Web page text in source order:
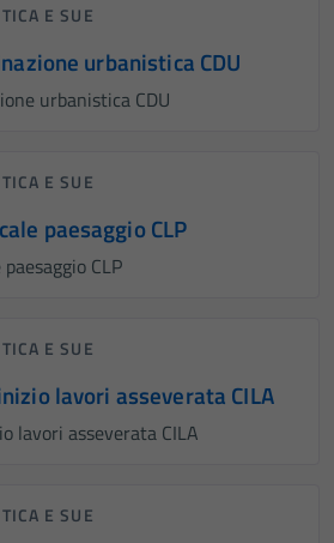
E SUE
urbanistica CDU
urbanistica CDU
E SUE
paesaggio CLP
CLP
E SUE
lavori asseverata CILA
lavori asseverata CILA
E SUE